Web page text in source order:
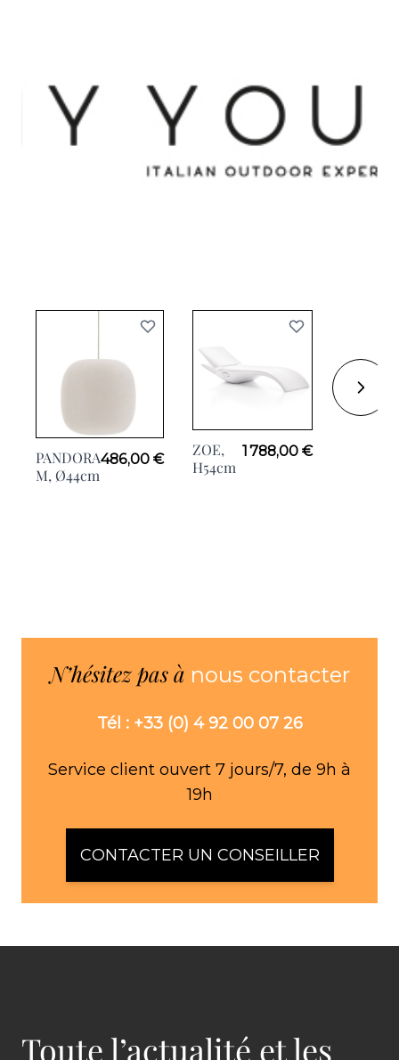
PANDORA
M, Ø44cm
486,00 €
ZOE,
H54cm
1 788,00 €
N’hésitez pas à nous contacter
Tél : +33 (0) 4 92 00 07 26
Service client ouvert 7 jours/7, de 9h à
19h
CONTACTER UN CONSEILLER
Toute l’actualité et les